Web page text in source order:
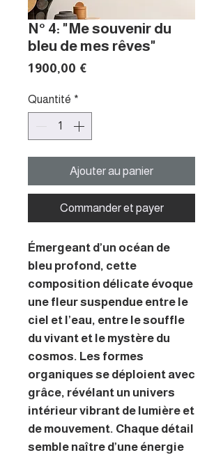
N° 4: "Me souvenir du
bleu de mes rêves"
1 900,00 €
Quantité *
Ajouter au panier
Commander et payer
Émergeant d’un océan de
bleu profond, cette
composition délicate évoque
une fleur suspendue entre le
ciel et l’eau, entre le souffle
du vivant et le mystère du
cosmos. Les formes
organiques se déploient avec
grâce, révélant un univers
intérieur vibrant de lumière et
de mouvement. Chaque détail
semble naître d’une énergie